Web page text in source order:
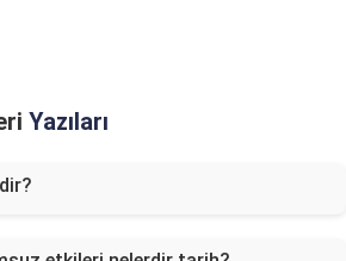
Yazıları